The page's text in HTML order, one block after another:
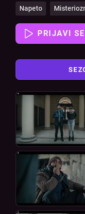
prisotnost
mrtvašnice in
korupcije,
Napeto
PRIJAVI SE